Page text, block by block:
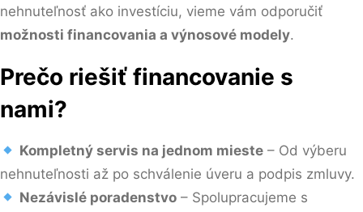
nehnuteľnosť ako investíciu, vieme vám odporučiť
možnosti financovania a výnosové modely.
Prečo riešiť financovanie s
nami?
Kompletný servis na jednom mieste – Od výberu
nehnuteľnosti až po schválenie úveru a podpis zmluvy.
Nezávislé poradenstvo – Spolupracujeme s